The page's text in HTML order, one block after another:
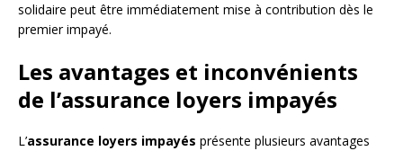
solidaire peut être immédiatement mise à contribution dès le
premier impayé.
Les avantages et inconvénients
de l’assurance loyers impayés
L’assurance loyers impayés présente plusieurs avantages